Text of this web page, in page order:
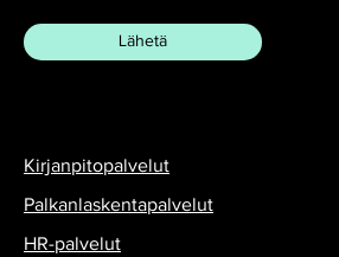
Kirjanpitopalvelut
Palkanlaskentapalvelut
HR-palvelut